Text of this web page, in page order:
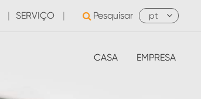
| SERVIÇO | Pesquisar pt
CASA EMPRESA